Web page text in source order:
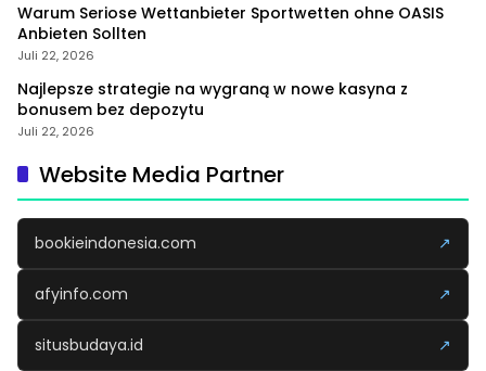
Warum Seriose Wettanbieter Sportwetten ohne OASIS
Anbieten Sollten
Juli 22, 2026
Najlepsze strategie na wygraną w nowe kasyna z
bonusem bez depozytu
Juli 22, 2026
Website Media Partner
bookieindonesia.com ↗
afyinfo.com ↗
situsbudaya.id ↗